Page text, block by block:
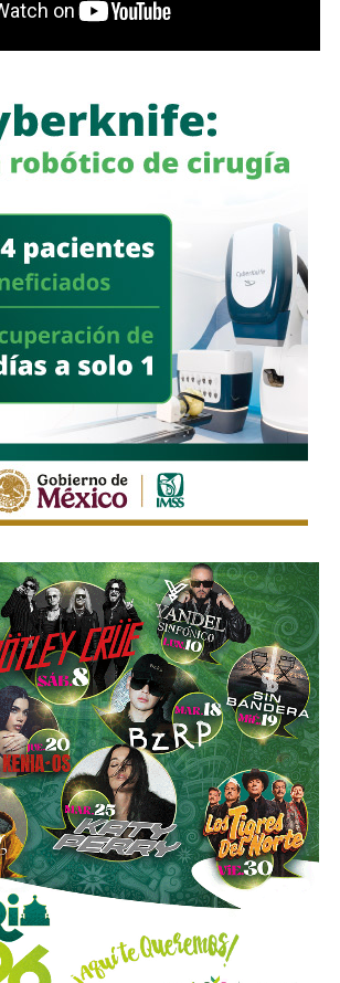
a la ciudadanía a denunciar
irregular y aclaró que el llamado no se
la dependencia para recibir esas
armas durante operativos en SLP